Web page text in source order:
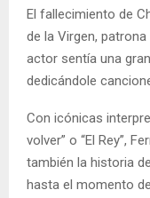
El fallecimiento de
de la Virgen,
actor sentía una
dedicándole
Con icónicas
volver” o “El Rey”,
también la historia
hasta el momento